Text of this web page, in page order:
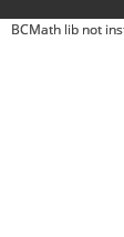
BCMath lib not